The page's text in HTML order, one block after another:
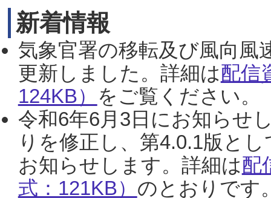
新着情報
気象官署の移転及び風向風
更新しました。詳細は配信
124KB） をご覧ください。
令和6年6月3日にお知らせ
りを修正し、第4.0.1版と
お知らせします。詳細は配
式：121KB） のとおりです